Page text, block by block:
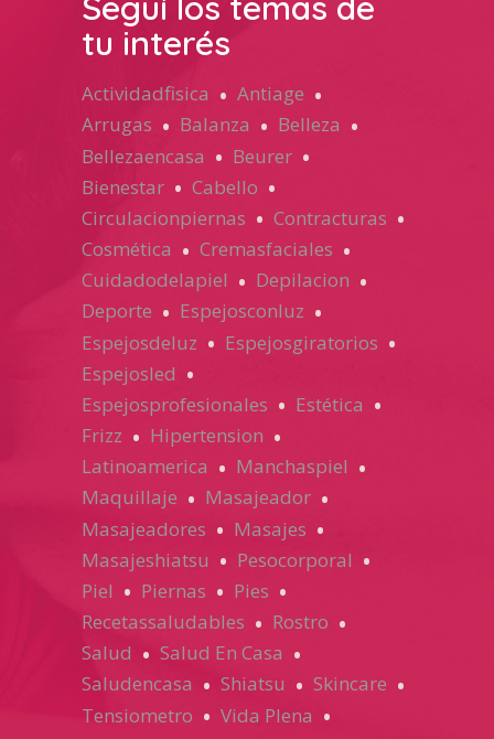
tu interés
Actividadfisica
Antiage
Arrugas
Balanza
Belleza
Bellezaencasa
Beurer
Bienestar
Cabello
Circulacionpiernas
Contracturas
Cosmética
Cremasfaciales
Cuidadodelapiel
Depilacion
Deporte
Espejosconluz
Espejosdeluz
Espejosgiratorios
Espejosled
Espejosprofesionales
Estética
Frizz
Hipertension
Latinoamerica
Manchaspiel
Maquillaje
Masajeador
Masajeadores
Masajes
Masajeshiatsu
Pesocorporal
Piel
Piernas
Pies
Recetassaludables
Rostro
Salud
Salud En Casa
Saludencasa
Shiatsu
Skincare
Tensiometro
Vida Plena